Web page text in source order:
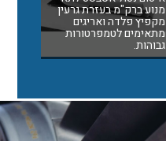
מנוע ברק"מ בעזרת גרעין
מקפיץ פלדה ואריגים
מתאימים לטמפרטורות
גבוהות.